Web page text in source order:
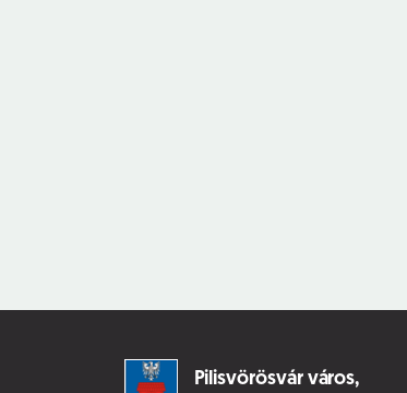
Pilisvörösvár város,